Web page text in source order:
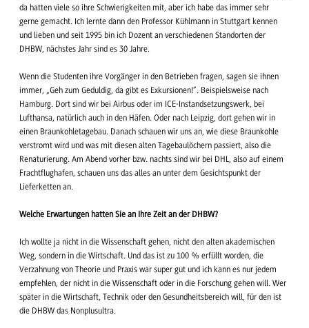
da hatten viele so ihre Schwierigkeiten mit, aber ich habe das immer sehr
gerne gemacht. Ich lernte dann den Professor Kühlmann in Stuttgart kennen
und lieben und seit 1995 bin ich Dozent an verschiedenen Standorten der
DHBW, nächstes Jahr sind es 30 Jahre.
Wenn die Studenten ihre Vorgänger in den Betrieben fragen, sagen sie ihnen
immer, „Geh zum Geduldig, da gibt es Exkursionen!“. Beispielsweise nach
Hamburg. Dort sind wir bei Airbus oder im ICE-Instandsetzungswerk, bei
Lufthansa, natürlich auch in den Häfen. Oder nach Leipzig, dort gehen wir in
einen Braunkohletagebau. Danach schauen wir uns an, wie diese Braunkohle
verstromt wird und was mit diesen alten Tagebaulöchern passiert, also die
Renaturierung. Am Abend vorher bzw. nachts sind wir bei DHL, also auf einem
Frachtflughafen, schauen uns das alles an unter dem Gesichtspunkt der
Lieferketten an.
Welche Erwartungen hatten Sie an Ihre Zeit an der DHBW?
Ich wollte ja nicht in die Wissenschaft gehen, nicht den alten akademischen
Weg, sondern in die Wirtschaft. Und das ist zu 100 % erfüllt worden, die
Verzahnung von Theorie und Praxis war super gut und ich kann es nur jedem
empfehlen, der nicht in die Wissenschaft oder in die Forschung gehen will. Wer
später in die Wirtschaft, Technik oder den Gesundheitsbereich will, für den ist
die DHBW das Nonplusultra.